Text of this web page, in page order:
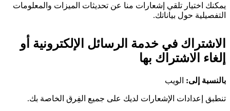
يمكنك اختيار تلقي إشعارات منا عن تحديثات الميزات والمعلومات
التفصيلية حول بياناتك.
الاشتراك في خدمة الرسائل الإلكترونية أو
إلغاء الاشتراك بها
بالنسبة إلى: الويب
تنطبق إعدادات الإشعارات لديك على جميع الفِرق الخاصة بك.